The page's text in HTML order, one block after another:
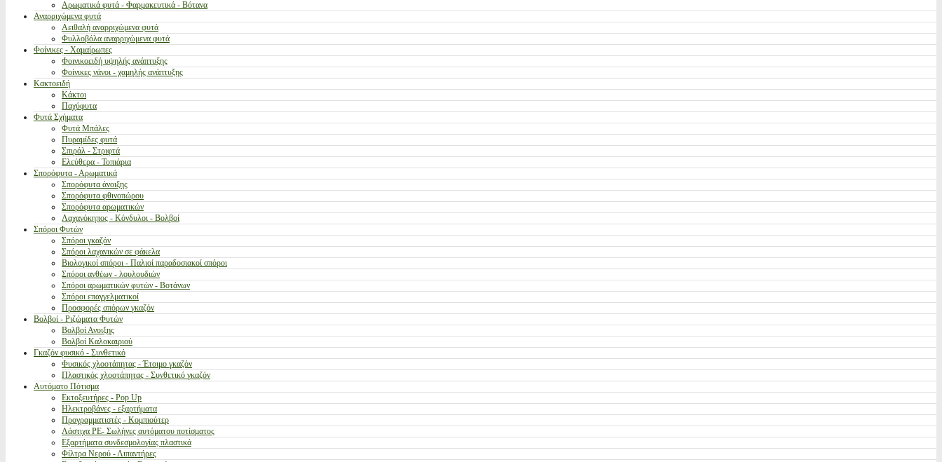
Αρωματικά φυτά - Φαρμακευτικά - Βότανα
Αναρριχώμενα φυτά
Αειθαλή αναρριχώμενα φυτά
Φυλλοβόλα αναρριχώμενα φυτά
Φοίνικες - Χαμαίρωπες
Φοινικοειδή υψηλής ανάπτυξης
Φοίνικες νάνοι - χαμηλής ανάπτυξης
Κακτοειδή
Κάκτοι
Παχύφυτα
Φυτά Σχήματα
Φυτά Μπάλες
Πυραμίδες φυτά
Σπιράλ - Στριφτά
Ελεύθερα - Τοπιάρια
Σπορόφυτα - Αρωματικά
Σπορόφυτα άνοιξης
Σπορόφυτα φθινοπώρου
Σπορόφυτα αρωματικών
Λαχανόκηπος - Κόνδυλοι - Βολβοί
Σπόροι Φυτών
Σπόροι γκαζόν
Σπόροι λαχανικών σε φάκελα
Βιολογικοί σπόροι - Παλιοί παραδοσιακοί σπόροι
Σπόροι ανθέων - λουλουδιών
Σπόροι αρωματικών φυτών - Βοτάνων
Σπόροι επαγγελματικοί
Προσφορές σπόρων γκαζόν
Βολβοί - Ριζώματα Φυτών
Βολβοί Ανοιξης
Βολβοί Καλοκαιριού
Γκαζόν φυσικό - Συνθετικό
Φυσικός χλοοτάπητας - Έτοιμο γκαζόν
Πλαστικός χλοοτάπητας - Συνθετικό γκαζόν
Αυτόματο Πότισμα
Εκτοξευτήρες - Pop Up
Ηλεκτροβάνες - εξαρτήματα
Προγραμματιστές - Κομπιούτερ
Λάστιχα PE- Σωλήνες αυτόματου ποτίσματος
Εξαρτήματα συνδεσμολογίας πλαστικά
Φίλτρα Νερού - Λιπαντήρες